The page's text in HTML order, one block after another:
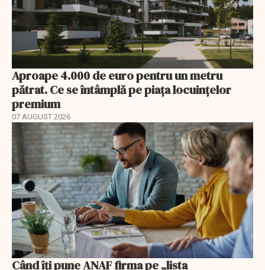
Aproape 4.000 de euro pentru un metru
pătrat. Ce se întâmplă pe piața locuințelor
premium
07 AUGUST 2026
Când îți pune ANAF firma pe „lista